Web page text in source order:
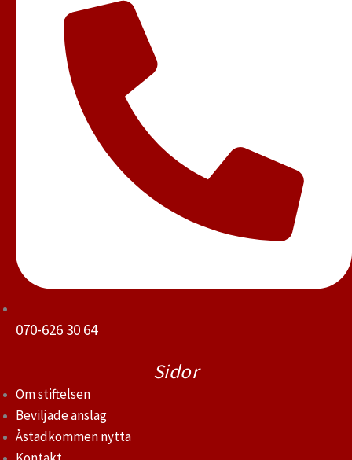
070-626 30 64
Sidor
Om stiftelsen
Beviljade anslag
Åstadkommen nytta